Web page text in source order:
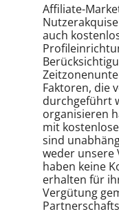
Affiliate-
auch
Faktoren, die
durchgeführt
organisieren
mit
sind
weder unsere
haben keine
erhalten für
Vergütung